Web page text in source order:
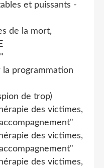
et puissants -
de la mort,
programmation
de trop)
des victimes,
des victimes,
des victimes,